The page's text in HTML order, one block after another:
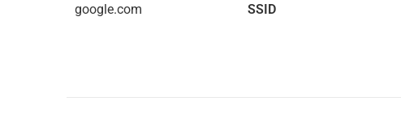
google.com SSID